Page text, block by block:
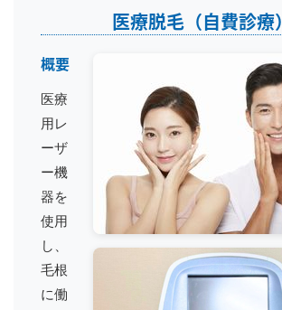
医療脱毛（自費診療）
概要
医療
用レ
ーザ
ー機
器を
使用
し、
毛根
に働